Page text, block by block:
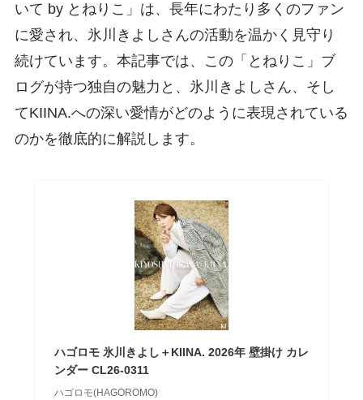
いて by とねりこ」は、長年にわたり多くのファン
に愛され、氷川きよしさんの活動を温かく見守り
続けています。本記事では、この「とねりこ」ブ
ログが持つ独自の魅力と、氷川きよしさん、そし
てKIINA.への深い愛情がどのように表現されている
のかを徹底的に解説します。
ハゴロモ 氷川きよし＋KIINA. 2026年 壁掛け カレ
ンダー CL26-0311
ハゴロモ(HAGOROMO)